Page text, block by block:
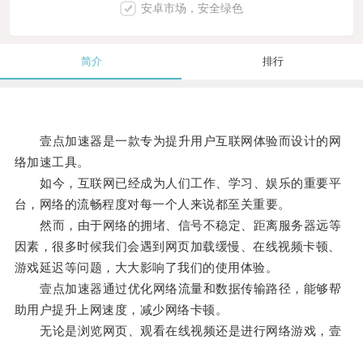
安卓市场，安全绿色
简介 排行
壹点加速器是一款专为提升用户互联网体验而设计的网
络加速工具。
如今，互联网已经成为人们工作、学习、娱乐的重要平
台，网络的流畅程度对每一个人来说都至关重要。
然而，由于网络的拥堵、信号不稳定、距离服务器远等
因素，很多时候我们会遇到网页加载缓慢、在线视频卡顿、
游戏延迟等问题，大大影响了我们的使用体验。
壹点加速器通过优化网络流量和数据传输路径，能够帮
助用户提升上网速度，减少网络卡顿。
无论是浏览网页、观看在线视频还是进行网络游戏，壹